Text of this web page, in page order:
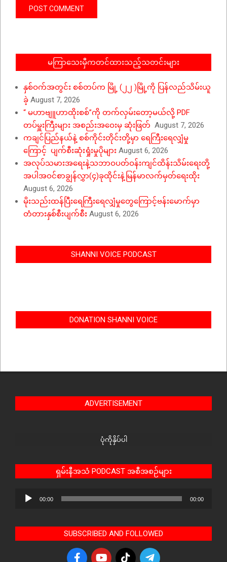
မကြာသေးမှီကတင်ထားသည့်သတင်းများ
နှစ်ဝက်အတွင်း စစ်တပ်က မြို့ (၂၂ )မြို့ကို ပြန်လည်သိမ်းယူ
ခဲ့ August 7, 2026
“ မဟာဗျူဟာထိုးစစ်”ကို တက်လှမ်းတော့မယ်လို့ PDF
တပ်မှူးကြီးများ အစည်းအဝေးမှ ဆုံးဖြတ် August 7, 2026
ကချင်ပြည်နယ်နဲ့ စစ်ကိုင်းတိုင်းတို့မှာ ရေကြီးရေလျှံမှု
ကြောင့် ပျက်စီးဆုံးရှုံးမှုပိုများ August 6, 2026
အလုပ်သမားအရေးနဲ့သဘာဝပတ်ဝန်းကျင်ထိန်းသိမ်းရေးတို့
အပါအဝင်စာချွန်လွှာ(၄)ခုထိုင်းနဲ့မြန်မာလက်မှတ်ရေးထိုး
August 6, 2026
မိုးသည်းထန်ပြီးရေကြီးရေလျှံမှုတွေကြောင့်ဗန်းမောက်မှာ
တံတားနှစ်စီးပျက်စီး August 6, 2026
SHANNI VOICE PODCAST
DONATION SHANNI VOICE
ADVERTISEMENT
ပုံကိုနှိပ်ပါ
ရှမ်းနီအသံ PODCAST အစီအစဉ်များ
Audio
00:00 00:00
SUBSCRIBED AND FOLLOWED